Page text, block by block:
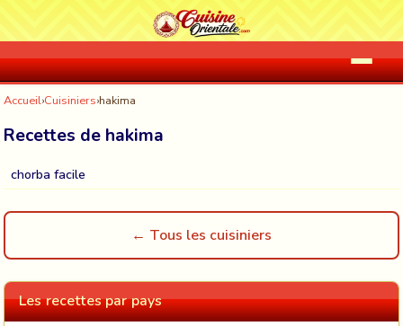
Accueil›Cuisiniers›hakima
Recettes de hakima
chorba facile
← Tous les cuisiniers
Les recettes par pays